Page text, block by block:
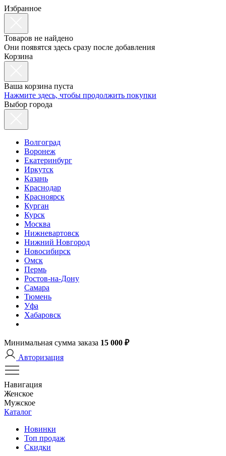
Избранное
Товаров не найдено
Они появятся здесь сразу после добавления
Корзина
Ваша корзина пуста
Нажмите здесь, чтобы продолжить покупки
Выбор города
Волгоград
Воронеж
Екатеринбург
Иркутск
Казань
Краснодар
Красноярск
Курган
Курск
Москва
Нижневартовск
Нижний Новгород
Новосибирск
Омск
Пермь
Ростов-на-Дону
Самара
Тюмень
Уфа
Хабаровск
Минимальная сумма заказа 15 000 ₽
Авторизация
Навигация
Женское
Мужское
Каталог
Новинки
Топ продаж
Скидки